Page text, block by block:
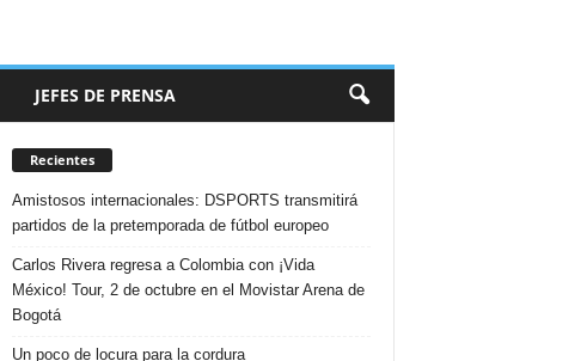
JEFES DE PRENSA
Recientes
Amistosos internacionales: DSPORTS transmitirá
partidos de la pretemporada de fútbol europeo
Carlos Rivera regresa a Colombia con ¡Vida
México! Tour, 2 de octubre en el Movistar Arena de
Bogotá
Un poco de locura para la cordura